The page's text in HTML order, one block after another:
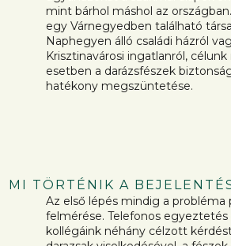
mint bárhol máshol az
egy Várnegyedben található
Naphegyen álló családi házról
Krisztinavárosi ingatlanról,
esetben a darázsfészek
hatékony megszüntetése.
MI TÖRTÉNIK A
Az első lépés mindig a probléma
felmérése. Telefonos egyeztetés
kollégáink néhány célzott